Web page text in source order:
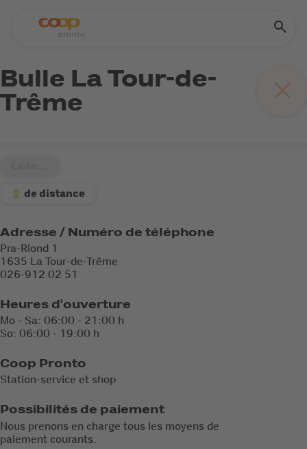
Bulle La Tour-de-
Trême
de distance
Adresse / Numéro de téléphone
Pra-Riond 1
1635 La Tour-de-Trême
026-912 02 51
Heures d'ouverture
Mo - Sa: 06:00 - 21:00 h
So: 06:00 - 19:00 h
Coop Pronto
Station-service et shop
Possibilités de paiement
Nous prenons en charge tous les moyens de
paiement courants.